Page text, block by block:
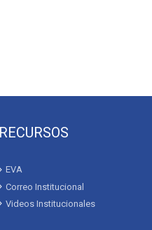
RECURSOS
EVA
Correo Institucional
Videos Institucionales